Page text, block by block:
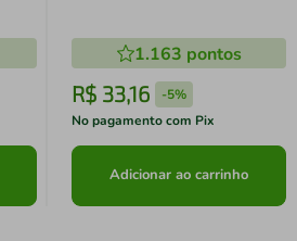
1.163 pontos
R$ 33,16 -5%
No pagamento com Pix
Adicionar ao carrinho